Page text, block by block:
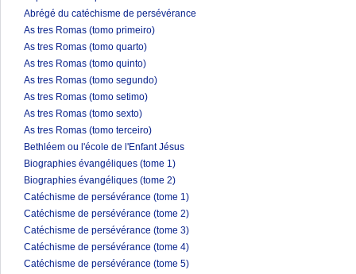
Abrégé du catéchisme de persévérance
As tres Romas (tomo primeiro)
As tres Romas (tomo quarto)
As tres Romas (tomo quinto)
As tres Romas (tomo segundo)
As tres Romas (tomo setimo)
As tres Romas (tomo sexto)
As tres Romas (tomo terceiro)
Bethléem ou l'école de l'Enfant Jésus
Biographies évangéliques (tome 1)
Biographies évangéliques (tome 2)
Catéchisme de persévérance (tome 1)
Catéchisme de persévérance (tome 2)
Catéchisme de persévérance (tome 3)
Catéchisme de persévérance (tome 4)
Catéchisme de persévérance (tome 5)